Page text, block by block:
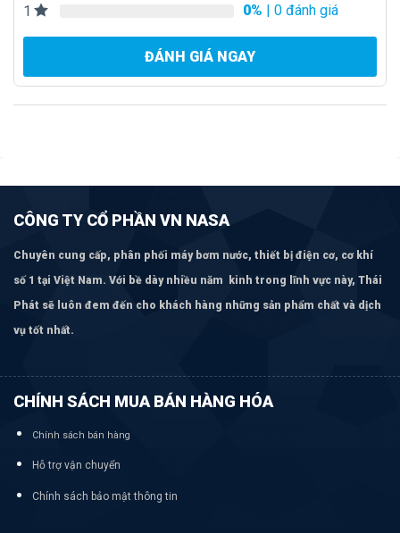
1
0% | 0 đánh giá
ĐÁNH GIÁ NGAY
CÔNG TY CỔ PHẦN VN NASA
Chuyên cung cấp, phân phối máy bơm nước, thiết bị điện cơ, cơ khí
số 1 tại Việt Nam. Với bề dày nhiều năm kinh trong lĩnh vực này, Thái
Phát sẽ luôn đem đến cho khách hàng những sản phẩm chất và dịch
vụ tốt nhất.
CHÍNH SÁCH MUA BÁN HÀNG HÓA
Chính sách bán hàng
Hỗ trợ vận chuyển
Chính sách bảo mật thông tin